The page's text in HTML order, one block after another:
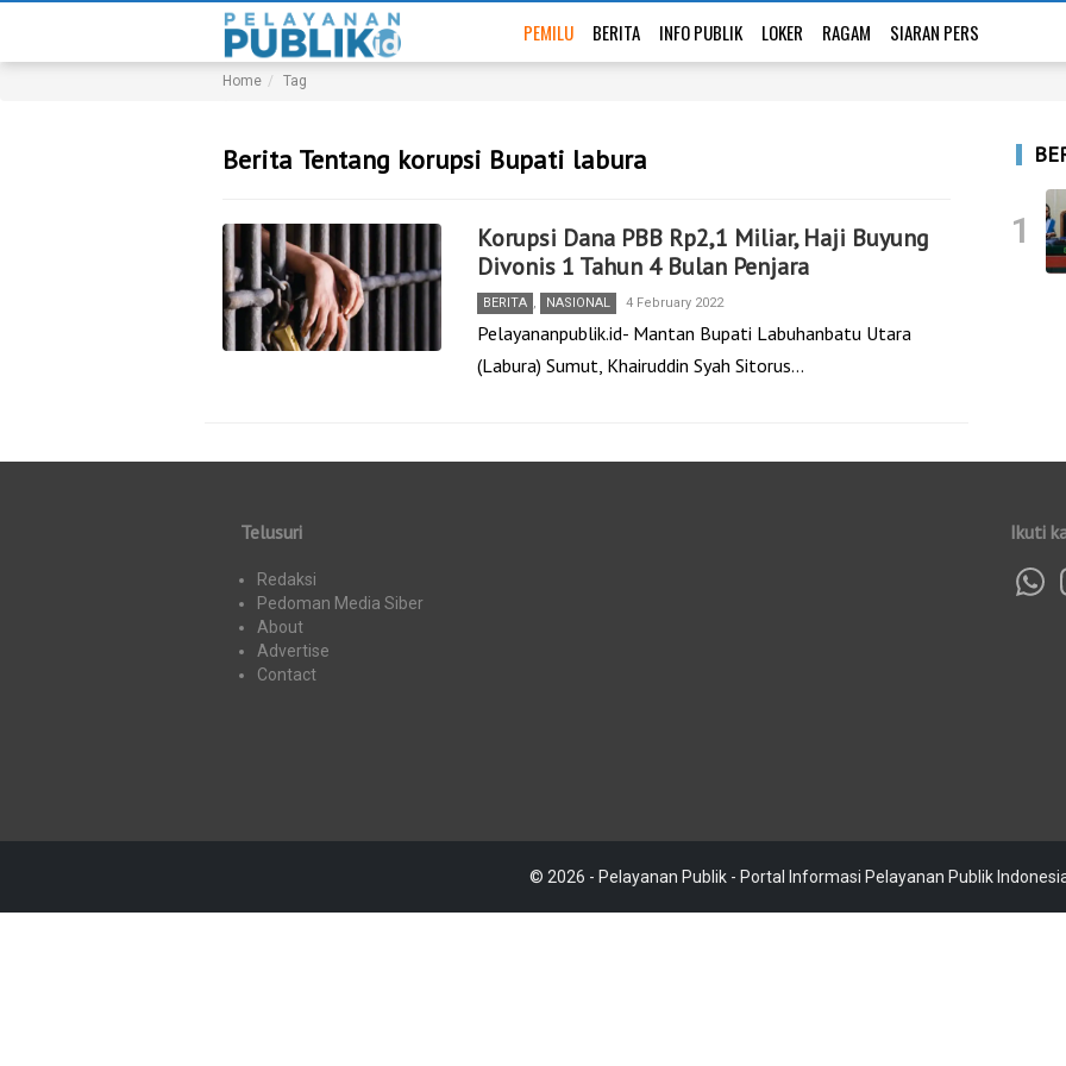
PEMILU BERITA INFO PUBLIK LOKER RAGAM SIARAN PERS
Home Tag
Berita Tentang korupsi Bupati labura
Korupsi Dana PBB Rp2,1 Miliar, Haji Buyung
Divonis 1 Tahun 4 Bulan Penjara
BERITA , NASIONAL 4 February 2022
Pelayananpublik.id- Mantan Bupati Labuhanbatu Utara
(Labura) Sumut, Khairuddin Syah Sitorus…
1
Telusuri
Redaksi
Pedoman Media Siber
About
Advertise
Contact
Ikuti
© 2026 - Pelayanan Publik - Portal Informasi Pelayanan Publik